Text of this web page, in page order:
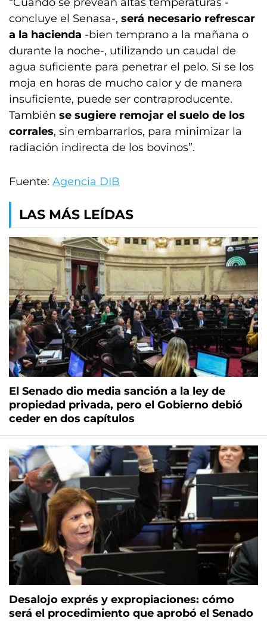
concluye el Senasa-, será necesario refrescar
a la hacienda -bien temprano a la mañana o
durante la noche-, utilizando un caudal de
agua suficiente para penetrar el pelo. Si se los
moja en horas de mucho calor y de manera
insuficiente, puede ser contraproducente.
También se sugiere remojar el suelo de los
corrales, sin embarrarlos, para minimizar la
radiación indirecta de los bovinos”.
Fuente: Agencia DIB
LAS MÁS LEÍDAS
El Senado dio media sanción a la ley de
propiedad privada, pero el Gobierno debió
ceder en dos capítulos
Desalojo exprés y expropiaciones: cómo
será el procedimiento que aprobó el Senado